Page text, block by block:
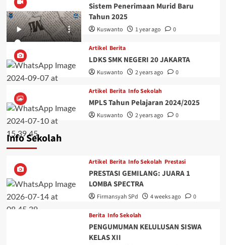
Sistem Penerimaan Murid Baru
Tahun 2025
Kuswanto 1 year ago 0
Artikel Berita
LDKS SMK NEGERI 20 JAKARTA
Kuswanto 2 years ago 0
Artikel Berita Info Sekolah
MPLS Tahun Pelajaran 2024/2025
Kuswanto 2 years ago 0
Info Sekolah
Artikel Berita Info Sekolah Prestasi
PRESTASI GEMILANG: JUARA 1
LOMBA SPECTRA
Firmansyah SPd 4 weeks ago 0
Berita Info Sekolah
PENGUMUMAN KELULUSAN SISWA
KELAS XII